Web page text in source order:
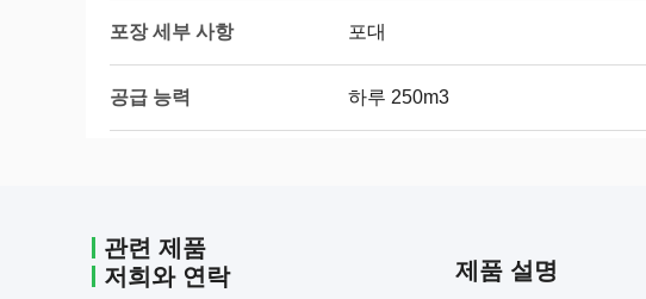
포장 세부 사항 포대
공급 능력 하루 250m3
관련 제품
저희와 연락
제품 설명